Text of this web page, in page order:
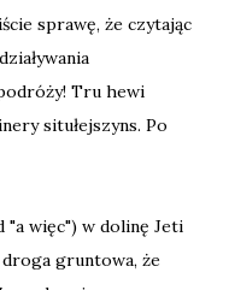
sprawę, że czytając
Tru hewi
situłejszyns. Po
"a więc") w dolinę Jeti
gruntowa, że